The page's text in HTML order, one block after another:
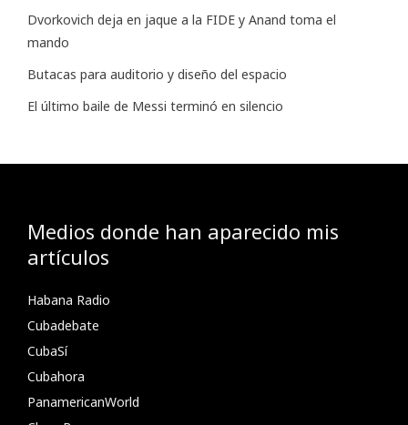
Dvorkovich deja en jaque a la FIDE y Anand toma el
mando
Butacas para auditorio y diseño del espacio
El último baile de Messi terminó en silencio
Medios donde han aparecido mis
artículos
Habana Radio
Cubadebate
CubaSí
Cubahora
PanamericanWorld